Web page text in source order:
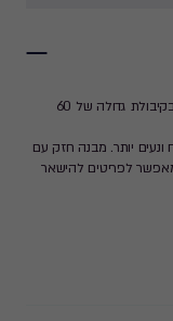
סל כביסה מעוצב מסדרת STYLE - בסגנון ראטן קלוע בקיבולת גדולה של 60
יותר. מבנה חזק עם
לפריטים להישאר